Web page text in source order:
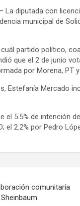
– La diputada con
municipal de
partido político,
que el 2 de junio
por Morena, PT y
Estefanía Mercado
el 5.5% de intención
el 2.2% por Pedro
comunitaria